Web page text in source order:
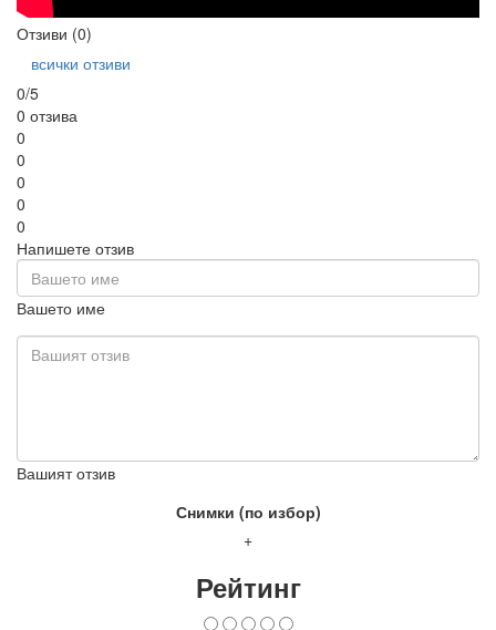
Отзиви (0)
всички отзиви
0/5
0 отзива
0
0
0
0
0
Напишете отзив
Вашето име
Вашият отзив
Снимки (по избор)
+
Рейтинг